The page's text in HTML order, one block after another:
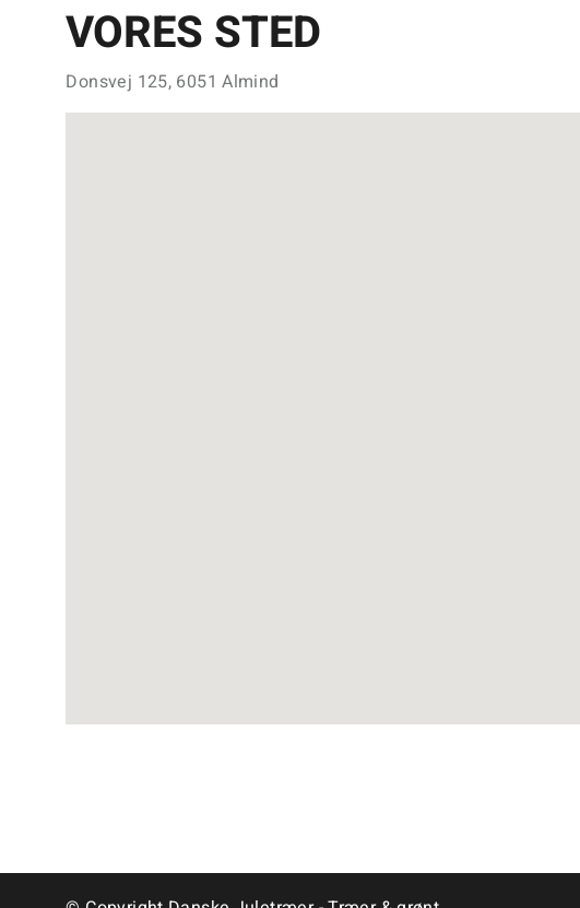
VORES STED
Donsvej 125, 6051 Almind